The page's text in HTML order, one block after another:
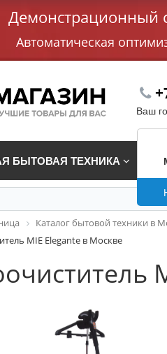
Демонстрационный
Автоматическая
Ваш
БЫТОВАЯ ТЕХНИКА
Каталог бытовой техники в
MIE Elegante в Москве